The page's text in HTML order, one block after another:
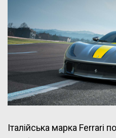
Італійська марка Ferrari